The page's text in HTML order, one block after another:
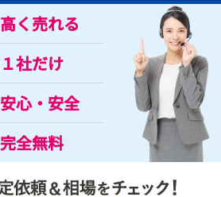
高く売れる
１社だけ
安心・安全
完全無料